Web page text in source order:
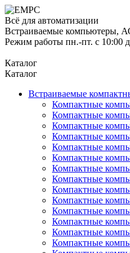
Всё для автоматизации
Встраиваемые компьютеры,
Режим работы пн.-пт. с 10:00
Каталог
Каталог
Встраиваемые
Компактные
Компактные
Компактные
Компактные
Компактные
Компактные
Компактные
Компактные
Компактные
Компактные
Компактные
Компактные
Компактные
Компактные